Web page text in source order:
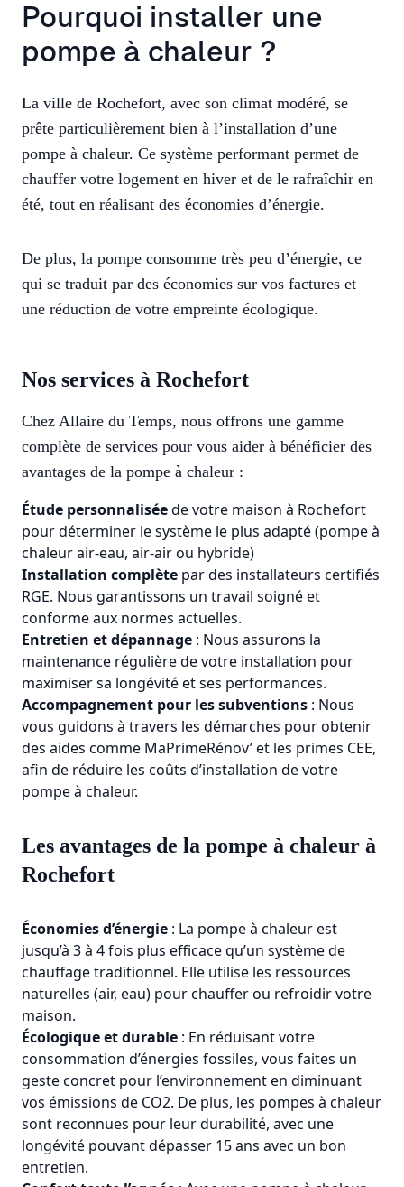
Pourquoi installer une
pompe à chaleur ?
La ville de Rochefort, avec son climat modéré, se
prête particulièrement bien à l’installation d’une
pompe à chaleur. Ce système performant permet de
chauffer votre logement en hiver et de le rafraîchir en
été, tout en réalisant des économies d’énergie.
De plus, la pompe consomme très peu d’énergie, ce
qui se traduit par des économies sur vos factures et
une réduction de votre empreinte écologique.
Nos services à Rochefort
Chez Allaire du Temps, nous offrons une gamme
complète de services pour vous aider à bénéficier des
avantages de la pompe à chaleur :
Étude personnaliséede votre maison à Rochefort
pour déterminer le système le plus adapté (pompe à
chaleur air-eau, air-air ou hybride)
Installation complète par des installateurs certifiés
RGE. Nous garantissons un travail soigné et
conforme aux normes actuelles.
Entretien et dépannage : Nous assurons la
maintenance régulière de votre installation pour
maximiser sa longévité et ses performances.
Accompagnement pour les subventions : Nous
vous guidons à travers les démarches pour obtenir
des aides comme MaPrimeRénov’ et les primes CEE,
afin de réduire les coûts d’installation de votre
pompe à chaleur.
Les avantages de la pompe à chaleur à
Rochefort
Économies d’énergie : La pompe à chaleur est
jusqu’à 3 à 4 fois plus efficace qu’un système de
chauffage traditionnel. Elle utilise les ressources
naturelles (air, eau) pour chauffer ou refroidir votre
maison.
Écologique et durable : En réduisant votre
consommation d’énergies fossiles, vous faites un
geste concret pour l’environnement en diminuant
vos émissions de CO2. De plus, les pompes à chaleur
sont reconnues pour leur durabilité, avec une
longévité pouvant dépasser 15 ans avec un bon
entretien.